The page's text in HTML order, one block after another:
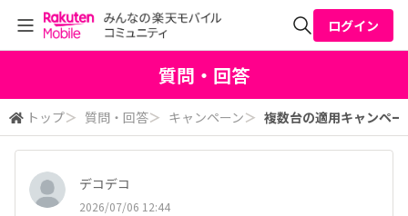
検索
ログイン
質問・回答
トップ＞ 質問・回答＞ キャンペーン＞ 複数台の適用キャンペ
デコデコ
2026/07/06 12:44